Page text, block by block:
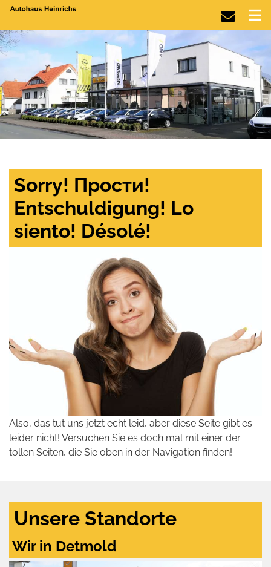
Sorry! Прости!
Entschuldigung! Lo
siento! Désolé!
Also, das tut uns jetzt echt leid, aber diese Seite gibt es
leider nicht! Versuchen Sie es doch mal mit einer der
tollen Seiten, die Sie oben in der Navigation finden!
Unsere Standorte
Wir in Detmold